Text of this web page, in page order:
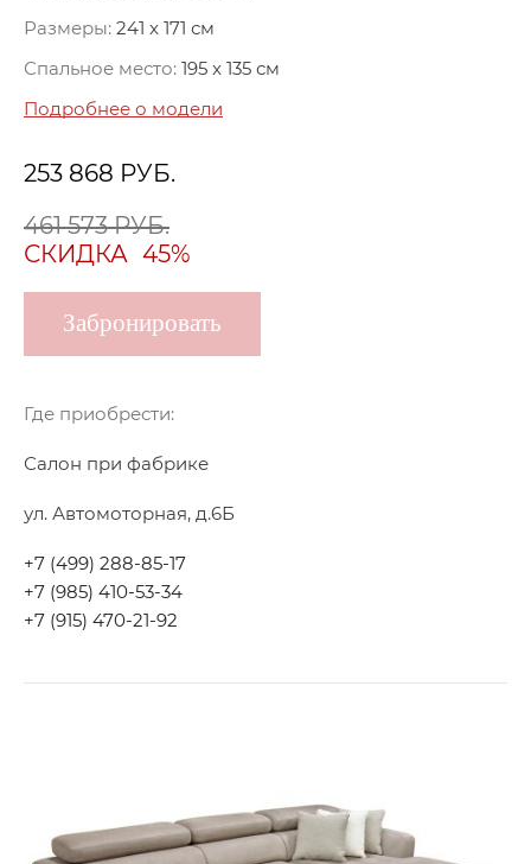
Размеры: 241 x 171 см
Спальное место: 195 x 135 см
Подробнее о модели
253 868 РУБ.
461 573 РУБ.
СКИДКА 45%
Забронировать
Где приобрести:
Салон при фабрике
ул. Автомоторная, д.6Б
+7 (499) 288-85-17
+7 (985) 410-53-34
+7 (915) 470-21-92